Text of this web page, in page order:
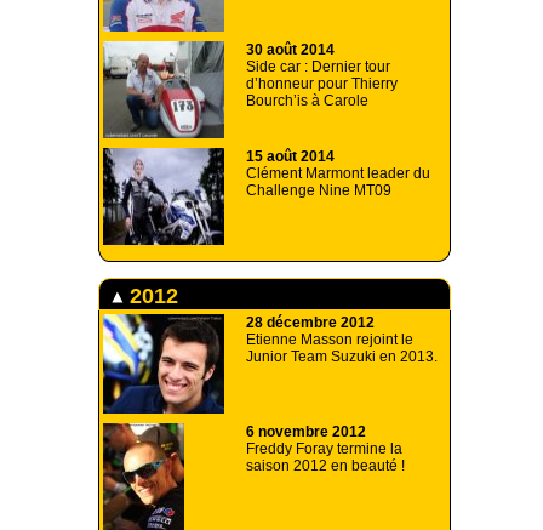
30 août 2014
Side car : Dernier tour
d’honneur pour Thierry
Bourch’is à Carole
15 août 2014
Clément Marmont leader du
Challenge Nine MT09
2012
28 décembre 2012
Etienne Masson rejoint le
Junior Team Suzuki en 2013.
6 novembre 2012
Freddy Foray termine la
saison 2012 en beauté !